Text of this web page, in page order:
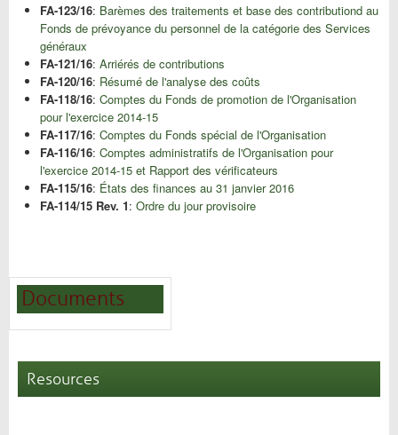
FA-123/16: Barèmes des traitements et base des contributiond au
Fonds de prévoyance du personnel de la catégorie des Services
généraux
FA-121/16: Arriérés de contributions
FA-120/16: Résumé de l'analyse des coûts
FA-118/16: Comptes du Fonds de promotion de l'Organisation
pour l'exercice 2014-15
FA-117/16: Comptes du Fonds spécial de l'Organisation
FA-116/16: Comptes administratifs de l'Organisation pour
l'exercice 2014-15 et Rapport des vérificateurs
FA-115/16: États des finances au 31 janvier 2016
FA-114/15 Rev. 1: Ordre du jour provisoire
Documents
Resources